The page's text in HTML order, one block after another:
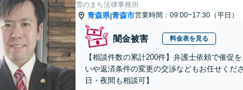
雪のまち法律事務所
青森県|青森市営業時間：09:00~17:30（平日）
闇金被害 料金表を見る
【相談件数の累計200件】弁護士依頼で催促
いや返済条件の変更の交渉などもお任せくだ
日・夜間も相談可】